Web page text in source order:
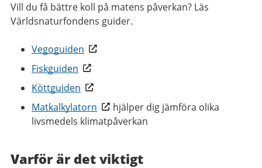
Vill du få bättre koll på matens påverkan? Läs
Världsnaturfondens guider.
Vegoguiden
Fiskguiden
Köttguiden
Matkalkylatorn
hjälper dig jämföra olika
livsmedels klimatpåverkan
Varför är det viktigt